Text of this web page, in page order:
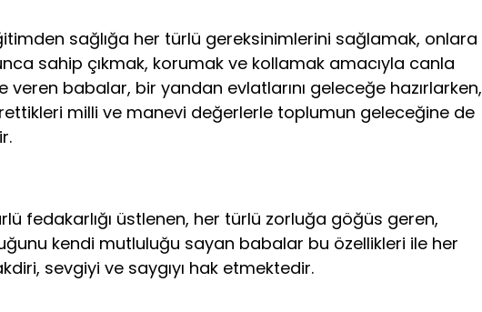
sağlığa her türlü gereksinimlerini sağlamak, onlara
sahip çıkmak, korumak ve kollamak amacıyla canla
veren babalar, bir yandan evlatlarını geleceğe hazırlarken,
milli ve manevi değerlerle toplumun geleceğine de
fedakarlığı üstlenen, her türlü zorluğa göğüs geren,
kendi mutluluğu sayan babalar bu özellikleri ile her
sevgiyi ve saygıyı hak etmektedir.